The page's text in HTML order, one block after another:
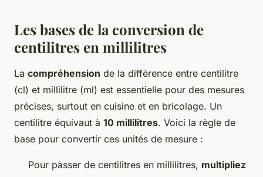
Les bases de la conversion de
centilitres en millilitres
La compréhension de la différence entre centilitre
(cl) et millilitre (ml) est essentielle pour des mesures
précises, surtout en cuisine et en bricolage. Un
centilitre équivaut à 10 millilitres. Voici la règle de
base pour convertir ces unités de mesure :
Pour passer de centilitres en millilitres, multipliez